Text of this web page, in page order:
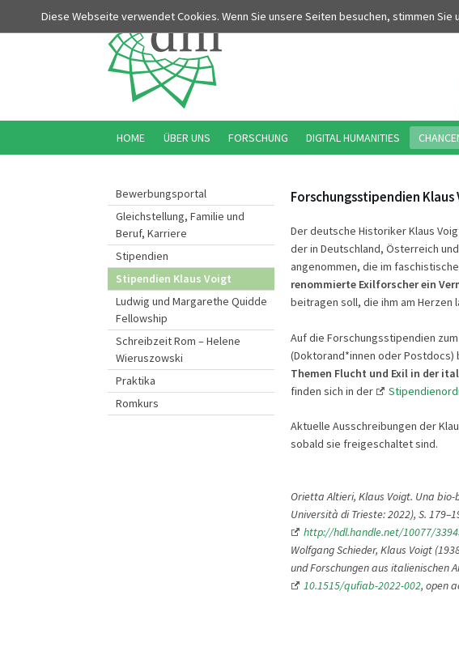
Diese Webseite verwendet Cookies. Wenn Sie unsere Seiten besuchen, stimmen Sie
Bewerbungsportal
Gleichstellung, Familie und
Beruf, Karriere
Stipendien
Stipendien Klaus Voigt
Ludwig und Margarethe Quidde
Fellowship
Schreibzeit Rom – Helene
Wieruszowski
Praktika
Romkurs
Forschungsstipendien Klaus
Der deutsche Historiker Klaus
der in Deutschland, Österreich
angenommen, die im
renommierte Exilforscher ein
beitragen soll, die ihm am Herzen
Auf die Forschungsstipendien
(Doktorand*innen oder
Themen Flucht und Exil in der
finden sich in der
Aktuelle Ausschreibungen der
sobald sie freigeschaltet sind.
Orietta Altieri, Klaus Voigt. Una
Università di Trieste: 2022), S. 179–
http://hdl.handle.net/10077/
Wolfgang Schieder, Klaus Voigt
und Forschungen aus italienischen
10.1515/qufiab-2022-002, open
HOME ÜBER UNS FORSCHUNG DIGITAL HUMANITIES